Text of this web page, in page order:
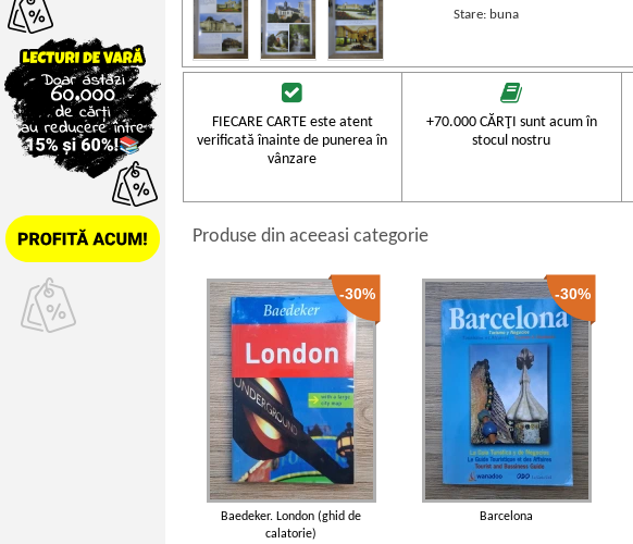
Stare: buna
FIECARE CARTE este atent
verificată înainte de punerea în
vânzare
+70.000 CĂRŢI sunt acum în
stocul nostru
Produse din aceeasi categorie
-30%
Baedeker. London (ghid de
calatorie)
-30%
Barcelona